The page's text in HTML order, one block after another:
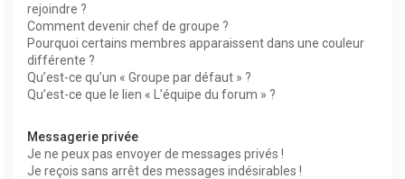
rejoindre ?
Comment devenir chef de groupe ?
Pourquoi certains membres apparaissent dans une couleur
différente ?
Qu’est-ce qu’un « Groupe par défaut » ?
Qu’est-ce que le lien « L’équipe du forum » ?
Messagerie privée
Je ne peux pas envoyer de messages privés !
Je reçois sans arrêt des messages indésirables !